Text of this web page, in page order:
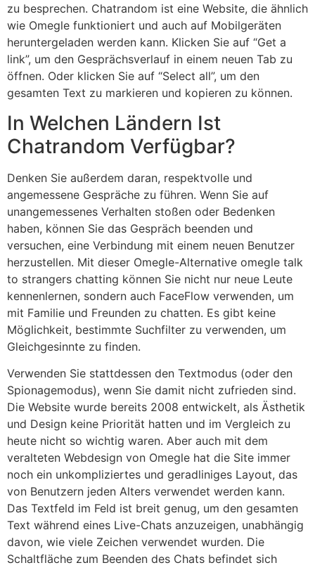
zu besprechen. Chatrandom ist eine Website, die ähnlich
wie Omegle funktioniert und auch auf Mobilgeräten
heruntergeladen werden kann. Klicken Sie auf “Get a
link”, um den Gesprächsverlauf in einem neuen Tab zu
öffnen. Oder klicken Sie auf “Select all”, um den
gesamten Text zu markieren und kopieren zu können.
In Welchen Ländern Ist
Chatrandom Verfügbar?
Denken Sie außerdem daran, respektvolle und
angemessene Gespräche zu führen. Wenn Sie auf
unangemessenes Verhalten stoßen oder Bedenken
haben, können Sie das Gespräch beenden und
versuchen, eine Verbindung mit einem neuen Benutzer
herzustellen. Mit dieser Omegle-Alternative omegle talk
to strangers chatting können Sie nicht nur neue Leute
kennenlernen, sondern auch FaceFlow verwenden, um
mit Familie und Freunden zu chatten. Es gibt keine
Möglichkeit, bestimmte Suchfilter zu verwenden, um
Gleichgesinnte zu finden.
Verwenden Sie stattdessen den Textmodus (oder den
Spionagemodus), wenn Sie damit nicht zufrieden sind.
Die Website wurde bereits 2008 entwickelt, als Ästhetik
und Design keine Priorität hatten und im Vergleich zu
heute nicht so wichtig waren. Aber auch mit dem
veralteten Webdesign von Omegle hat die Site immer
noch ein unkompliziertes und geradliniges Layout, das
von Benutzern jeden Alters verwendet werden kann.
Das Textfeld im Feld ist breit genug, um den gesamten
Text während eines Live-Chats anzuzeigen, unabhängig
davon, wie viele Zeichen verwendet wurden. Die
Schaltfläche zum Beenden des Chats befindet sich